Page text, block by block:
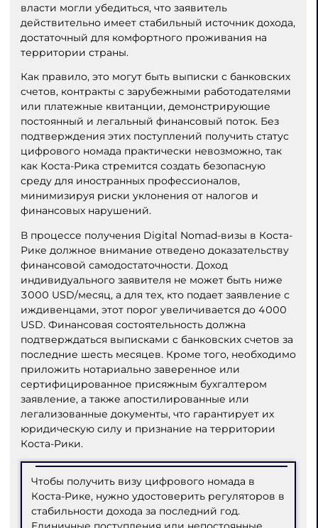
власти могли убедиться, что заявитель
действительно имеет стабильный источник дохода,
достаточный для комфортного проживания на
территории страны.
Как правило, это могут быть выписки с банковских
счетов, контракты с зарубежными работодателями
или платежные квитанции, демонстрирующие
постоянный и легальный финансовый поток. Без
подтверждения этих поступлений получить статус
цифрового номада практически невозможно, так
как Коста-Рика стремится создать безопасную
среду для иностранных профессионалов,
минимизируя риски уклонения от налогов и
финансовых нарушений.
В процессе получения Digital Nomad-визы в Коста-
Рике должное внимание отведено доказательству
финансовой самодостаточности. Доход
индивидуального заявителя не может быть ниже
3000 USD/месяц, а для тех, кто подает заявление с
иждивенцами, этот порог увеличивается до 4000
USD. Финансовая состоятельность должна
подтверждаться выписками с банковских счетов за
последние шесть месяцев. Кроме того, необходимо
приложить нотариально заверенное или
сертифицированное присяжным бухгалтером
заявление, а также апостилированные или
легализованные документы, что гарантирует их
юридическую силу и признание на территории
Коста-Рики.
Чтобы получить визу цифрового номада в
Коста-Рике, нужно удостоверить регуляторов в
стабильности дохода за последний год.